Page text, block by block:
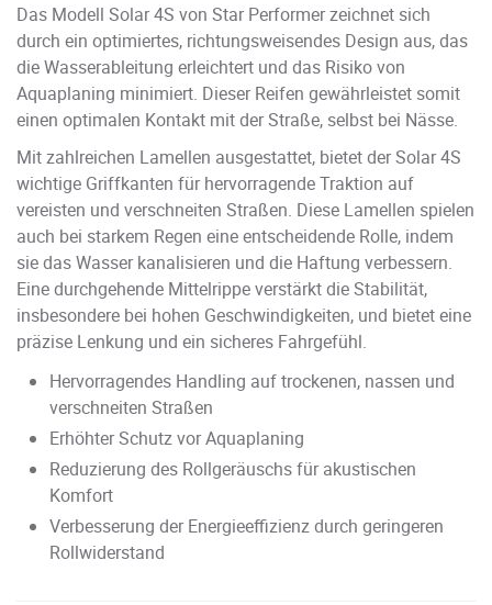
Das Modell Solar 4S von Star Performer zeichnet sich
durch ein optimiertes, richtungsweisendes Design aus, das
die Wasserableitung erleichtert und das Risiko von
Aquaplaning minimiert. Dieser Reifen gewährleistet somit
einen optimalen Kontakt mit der Straße, selbst bei Nässe.
Mit zahlreichen Lamellen ausgestattet, bietet der Solar 4S
wichtige Griffkanten für hervorragende Traktion auf
vereisten und verschneiten Straßen. Diese Lamellen spielen
auch bei starkem Regen eine entscheidende Rolle, indem
sie das Wasser kanalisieren und die Haftung verbessern.
Eine durchgehende Mittelrippe verstärkt die Stabilität,
insbesondere bei hohen Geschwindigkeiten, und bietet eine
präzise Lenkung und ein sicheres Fahrgefühl.
Hervorragendes Handling auf trockenen, nassen und
verschneiten Straßen
Erhöhter Schutz vor Aquaplaning
Reduzierung des Rollgeräuschs für akustischen
Komfort
Verbesserung der Energieeffizienz durch geringeren
Rollwiderstand